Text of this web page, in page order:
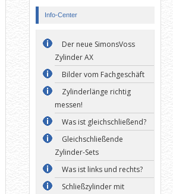
Info-Center
Der neue SimonsVoss
Zylinder AX
Bilder vom Fachgeschäft
Zylinderlänge richtig
messen!
Was ist gleichschließend?
Gleichschließende
Zylinder-Sets
Was ist links und rechts?
Schließzylinder mit